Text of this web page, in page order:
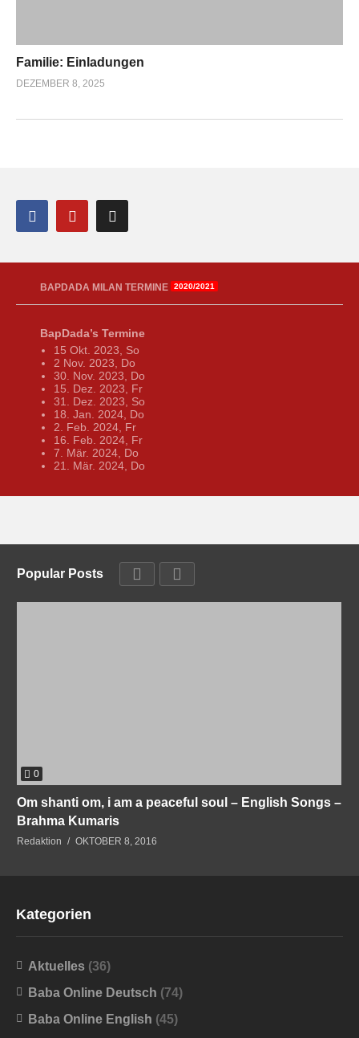
Familie: Einladungen
DEZEMBER 8, 2025
BAPDADA MILAN TERMINE 2020/2021
BapDada’s Termine
15 Okt. 2023, So
2 Nov. 2023, Do
30. Nov. 2023, Do
15. Dez. 2023, Fr
31. Dez. 2023, So
18. Jan. 2024, Do
2. Feb. 2024, Fr
16. Feb. 2024, Fr
7. Mär. 2024, Do
21. Mär. 2024, Do
Popular Posts
0
Om shanti om, i am a peaceful soul – English Songs –
Brahma Kumaris
Redaktion OKTOBER 8, 2016
Kategorien
Aktuelles (36)
Baba Online Deutsch (74)
Baba Online English (45)